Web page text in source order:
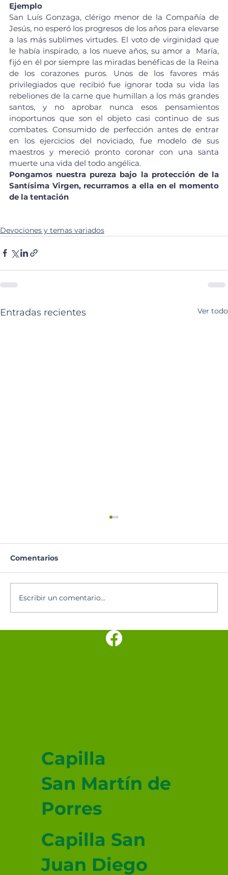
Ejemplo
San Luís Gonzaga, clérigo menor de la Compañía de
Jesús, no esperó los progresos de los años para elevarse
a las más sublimes virtudes. El voto de virginidad que
le había inspirado, a los nueve años, su amor a  María,
fijó en él por siempre las miradas benéficas de la Reina
de los corazones puros. Unos de los favores más
privilegiados que recibió fue ignorar toda su vida las
rebeliones de la carne que humillan a los más grandes
santos, y no aprobar nunca esos pensamientos
inoportunos que son el objeto casi continuo de sus
combates. Consumido de perfección antes de entrar
en los ejercicios del noviciado, fue modelo de sus
maestros y mereció pronto coronar con una santa
muerte una vida del todo angélica.
Pongamos nuestra pureza bajo la protección de la
Santísima Virgen, recurramos a ella en el momento
de la tentación
Devociones y temas variados
Entradas recientes Ver todo
Hoy se celebra a Nuestra Señora de
los Ángeles, patrona de Costa Rica
Comentarios
Escribir un comentario...
Capilla
San Martín de
Porres
Capilla San
Juan Diego